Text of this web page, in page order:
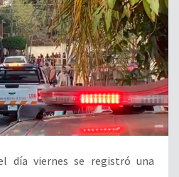
día viernes se registró una